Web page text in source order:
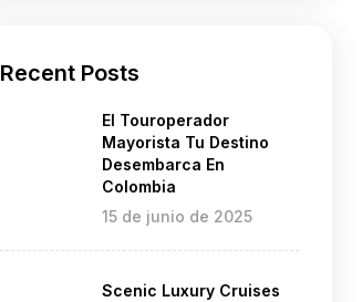
Recent Posts
15 de junio de 2025
El Touroperador
Mayorista Tu Destino
Desembarca En
Colombia
Scenic Luxury Cruises